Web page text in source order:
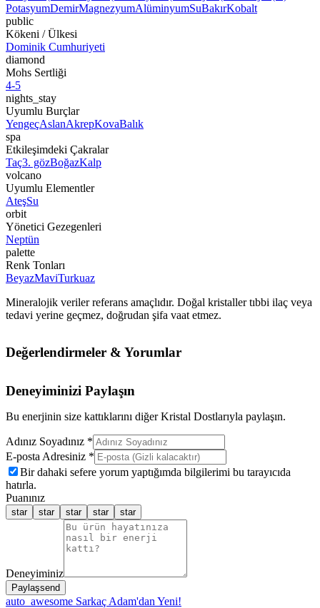
PotasyumDemirMagnezyumAlüminyumSuBakırKobalt
public
Kökeni / Ülkesi
Dominik Cumhuriyeti
diamond
Mohs Sertliği
4-5
nights_stay
Uyumlu Burçlar
YengeçAslanAkrepKovaBalık
spa
Etkileşimdeki Çakralar
Taç3. gözBoğazKalp
volcano
Uyumlu Elementler
AteşSu
orbit
Yönetici Gezegenleri
Neptün
palette
Renk Tonları
BeyazMaviTurkuaz
Mineralojik veriler referans amaçlıdır. Doğal kristaller tıbbi ilaç veya
tedavi yerine geçmez, doğrudan şifa vaat etmez.
Değerlendirmeler & Yorumlar
Deneyiminizi Paylaşın
Bu enerjinin size kattıklarını diğer Kristal Dostlarıyla paylaşın.
Adınız Soyadınız *
E-posta Adresiniz *
Bir dahaki sefere yorum yaptığımda bilgilerimi bu tarayıcıda
hatırla.
Puanınız
star star star star star
Deneyiminiz
Paylaşsend
auto_awesome Sarkaç Adam'dan Yeni!